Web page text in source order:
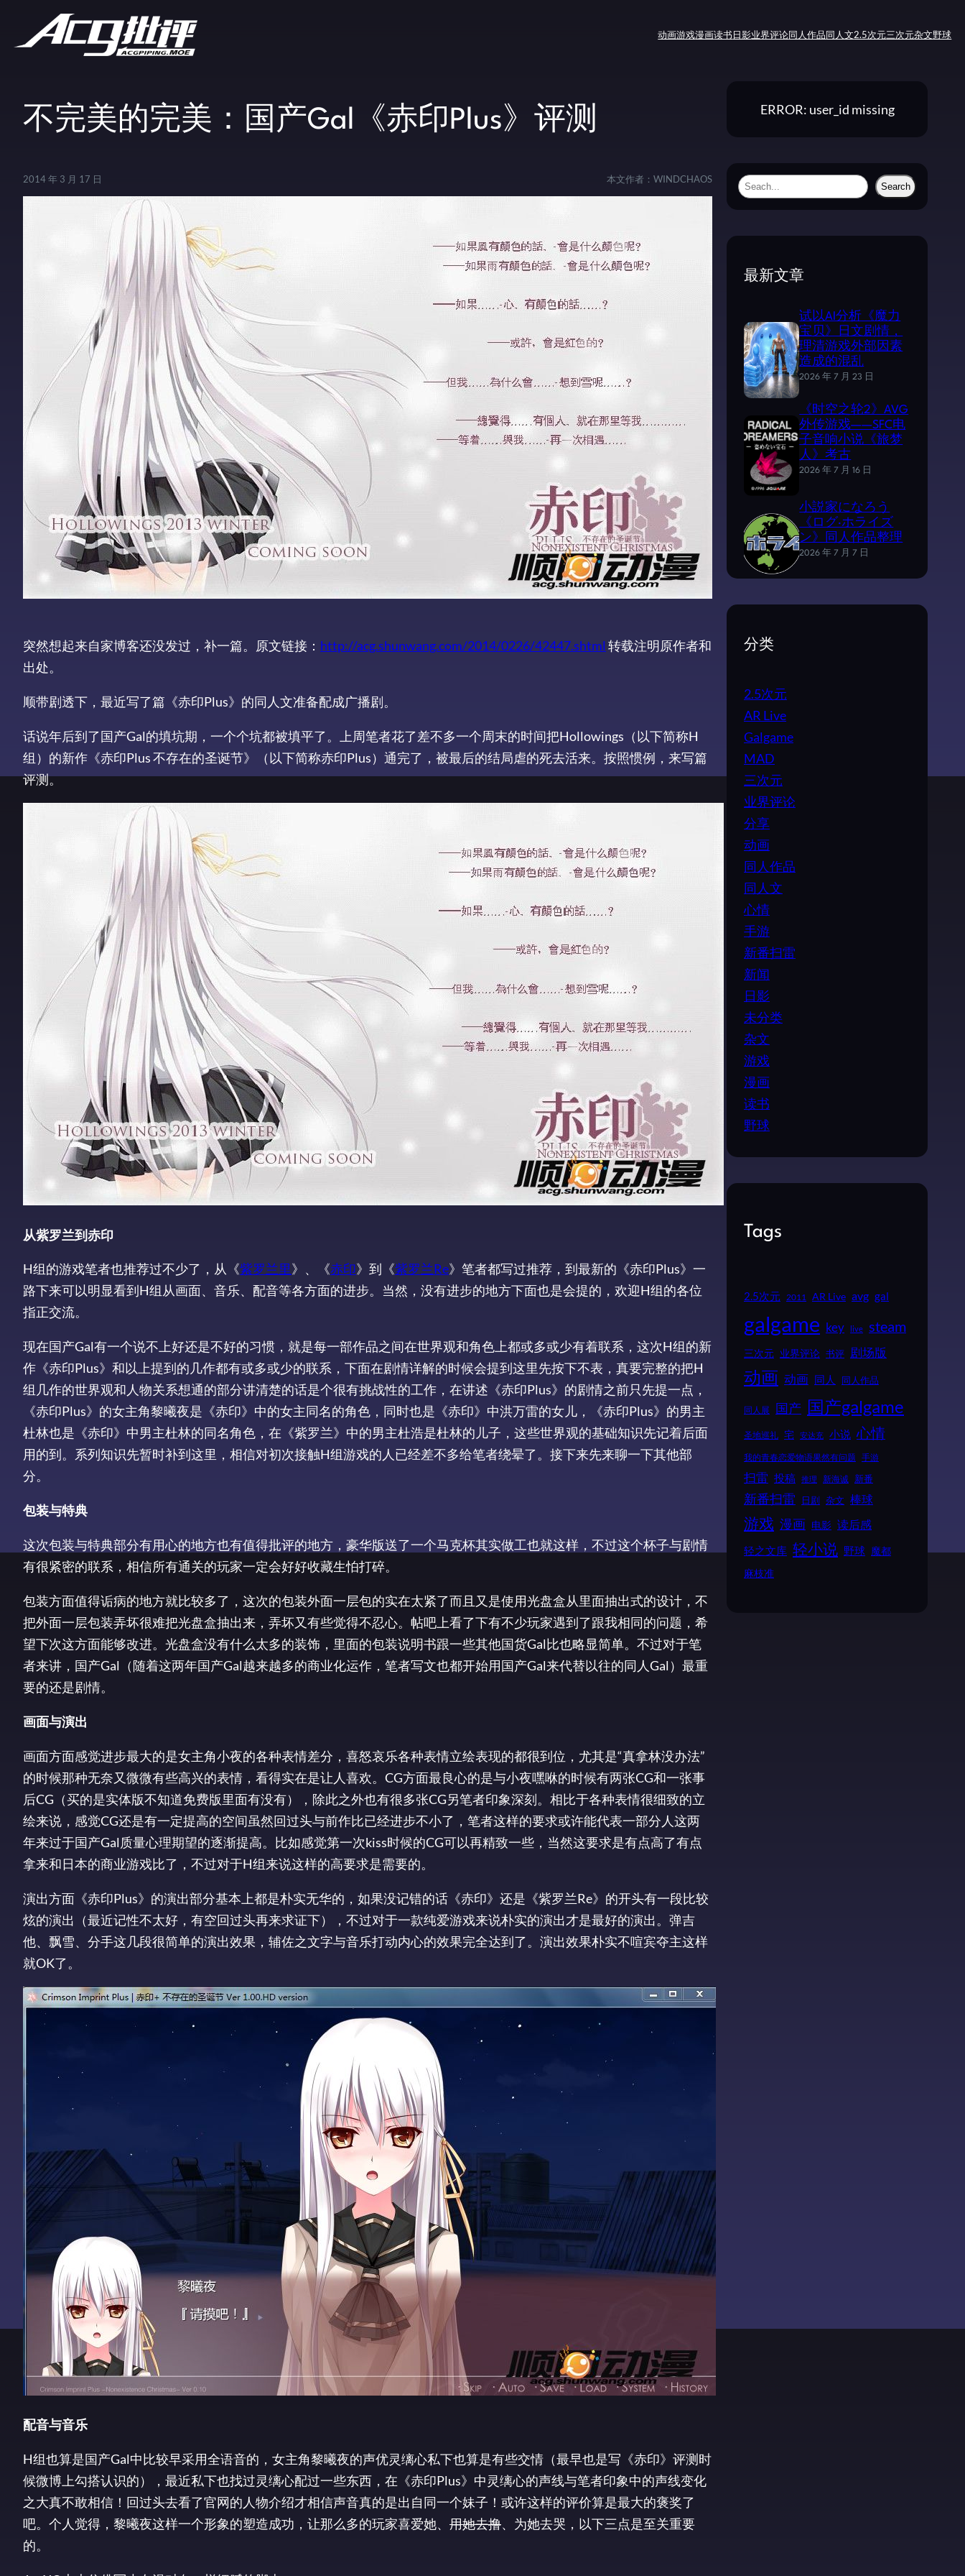
动画游戏漫画读书日影业界评论同人作品同人文2.5次元三次元杂文野球
不完美的完美：国产Gal《赤印Plus》评测
2014 年 3 月 17 日 本文作者： WINDCHAOS
突然想起来自家博客还没发过，补一篇。原文链接： http://acg.shunwang.com/2014/0226/42447.shtml 转载注明原作者和
出处。
顺带剧透下，最近写了篇《赤印Plus》的同人文准备配成广播剧。
话说年后到了国产Gal的填坑期，一个个坑都被填平了。上周笔者花了差不多一个周末的时间把Hollowings（以下简称H
组）的新作《赤印Plus 不存在的圣诞节》（以下简称赤印Plus）通完了，被最后的结局虐的死去活来。按照惯例，来写篇
评测。
从紫罗兰到赤印
H组的游戏笔者也推荐过不少了，从《紫罗兰里》、《赤印》到《紫罗兰Re》笔者都写过推荐，到最新的《赤印Plus》一
路下来可以明显看到H组从画面、音乐、配音等各方面的进步。当然，没有进步的地方下面也是会提的，欢迎H组的各位
指正交流。
现在国产Gal有一个说不上好还是不好的习惯，就是每一部作品之间在世界观和角色上都或多或少有着联系，这次H组的新
作《赤印Plus》和以上提到的几作都有或多或少的联系，下面在剧情详解的时候会提到这里先按下不表，真要完整的把H
组几作的世界观和人物关系想通的部分讲清楚的话是个很有挑战性的工作，在讲述《赤印Plus》的剧情之前只先提一点，
《赤印Plus》的女主角黎曦夜是《赤印》中的女主同名的角色，同时也是《赤印》中洪万雷的女儿，《赤印Plus》的男主
杜林也是《赤印》中男主杜林的同名角色，在《紫罗兰》中的男主杜浩是杜林的儿子，这些世界观的基础知识先记着后面
用的到。系列知识先暂时补到这里，相信对初次接触H组游戏的人已经差不多给笔者绕晕了。接下来先来聊一下其他部
分。
包装与特典
这次包装与特典部分有用心的地方也有值得批评的地方，豪华版送了一个马克杯其实做工也就这样，不过这个杯子与剧情
有很紧密的联系，相信所有通关的玩家一定会好好收藏生怕打碎。
包装方面值得诟病的地方就比较多了，这次的包装外面一层包的实在太紧了而且又是使用光盘盒从里面抽出式的设计，不
把外面一层包装弄坏很难把光盘盒抽出来，弄坏又有些觉得不忍心。帖吧上看了下有不少玩家遇到了跟我相同的问题，希
望下次这方面能够改进。光盘盒没有什么太多的装饰，里面的包装说明书跟一些其他国货Gal比也略显简单。不过对于笔
者来讲，国产Gal（随着这两年国产Gal越来越多的商业化运作，笔者写文也都开始用国产Gal来代替以往的同人Gal）最重
要的还是剧情。
画面与演出
画面方面感觉进步最大的是女主角小夜的各种表情差分，喜怒哀乐各种表情立绘表现的都很到位，尤其是“真拿林没办法”
的时候那种无奈又微微有些高兴的表情，看得实在是让人喜欢。CG方面最良心的是与小夜嘿咻的时候有两张CG和一张事
后CG（买的是实体版不知道免费版里面有没有），除此之外也有很多张CG另笔者印象深刻。相比于各种表情很细致的立
绘来说，感觉CG还是有一定提高的空间虽然回过头与前作比已经进步不小了，笔者这样的要求或许能代表一部分人这两
年来过于国产Gal质量心理期望的逐渐提高。比如感觉第一次kiss时候的CG可以再精致一些，当然这要求是有点高了有点
拿来和日本的商业游戏比了，不过对于H组来说这样的高要求是需要的。
演出方面《赤印Plus》的演出部分基本上都是朴实无华的，如果没记错的话《赤印》还是《紫罗兰Re》的开头有一段比较
炫的演出（最近记性不太好，有空回过头再来求证下），不过对于一款纯爱游戏来说朴实的演出才是最好的演出。弹吉
他、飘雪、分手这几段很简单的演出效果，辅佐之文字与音乐打动内心的效果完全达到了。演出效果朴实不喧宾夺主这样
就OK了。
配音与音乐
H组也算是国产Gal中比较早采用全语音的，女主角黎曦夜的声优灵缡心私下也算是有些交情（最早也是写《赤印》评测时
候微博上勾搭认识的），最近私下也找过灵缡心配过一些东西，在《赤印Plus》中灵缡心的声线与笔者印象中的声线变化
之大真不敢相信！回过头去看了官网的人物介绍才相信声音真的是出自同一个妹子！或许这样的评价算是最大的褒奖了
吧。个人觉得，黎曦夜这样一个形象的塑造成功，让那么多的玩家喜爱她、 用她去撸、为她去哭，以下三点是至关重要
的。
ERROR: user_id missing
S
e
Search
最新文章
试以AI分析《魔力
宝贝》日文剧情，
理清游戏外部因素
造成的混乱
2026 年 7 月 23 日
《时空之轮2》AVG
外传游戏——SFC电
子音响小说《旅梦
人》考古
2026 年 7 月 16 日
小説家になろう
《ログ·ホライズ
ン》同人作品整理
2026 年 7 月 7 日
分类
2.5次元
AR Live
Galgame
MAD
三次元
业界评论
分享
动画
同人作品
同人文
心情
手游
新番扫雷
新闻
日影
未分类
杂文
游戏
漫画
读书
野球
Tags
2.5次元 2011 AR Live avg gal
galgame key live steam
三次元 业界评论 书评 剧场版
动画 动画 同人 同人作品
同人展 国产 国产galgame
圣地巡礼 宅 安达充 小说 心情
我的青春恋爱物语果然有问题 手游
扫雷 投稿 推理 新海诚 新番
新番扫雷 日剧 杂文 棒球
游戏 漫画 电影 读后感
轻之文库 轻小说 野球 魔都
麻枝准